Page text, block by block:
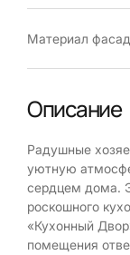
Материал
Описание
Радушные
уютную
сердцем дома.
роскошного
«Кухонный
помещения